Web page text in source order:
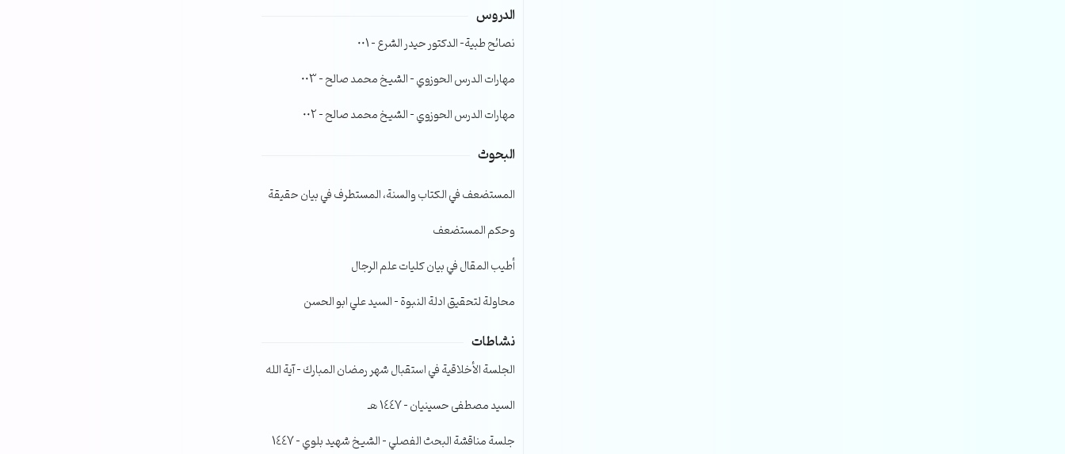
الصوت.الدروس
نصائح طبية- الدكتور حيدر الشرع – 001
مهارات الدرس الحوزوي – الشيخ محمد صالح – 003
مهارات الدرس الحوزوي – الشيخ محمد صالح – 002
البحوث
المستضعف في الكتاب والسنة، المستطرف في بيان حقيقة
وحكم المستضعف
أطيب المقال في بيان كليات علم الرجال
محاولة لتحقيق ادلة النبوة – السيد علي ابو الحسن
نشاطات
الجلسة الأخلاقية في استقبال شهر رمضان المبارك – آية الله
السيد مصطفى حسينيان – 1447 هـ
جلسة مناقشة البحث الفصلي – الشيخ شهيد بلوي – 1447